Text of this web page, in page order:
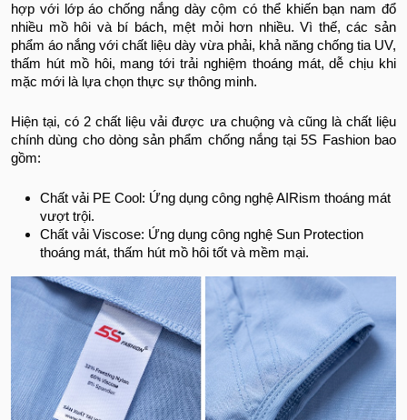
hợp với lớp áo chống nắng dày cộm có thể khiến bạn nam đổ
nhiều mồ hôi và bí bách, mệt mỏi hơn nhiều. Vì thế, các sản
phẩm áo nắng với chất liệu dày vừa phải, khả năng chống tia UV,
thấm hút mồ hôi, mang tới trải nghiệm thoáng mát, dễ chịu khi
mặc mới là lựa chọn thực sự thông minh.
Hiện tại, có 2 chất liệu vải được ưa chuộng và cũng là chất liệu
chính dùng cho dòng sản phẩm chống nắng tại 5S Fashion bao
gồm:
Chất vải PE Cool: Ứng dụng công nghệ AIRism thoáng mát
vượt trội.
Chất vải Viscose: Ứng dụng công nghệ Sun Protection
thoáng mát, thấm hút mồ hôi tốt và mềm mại.